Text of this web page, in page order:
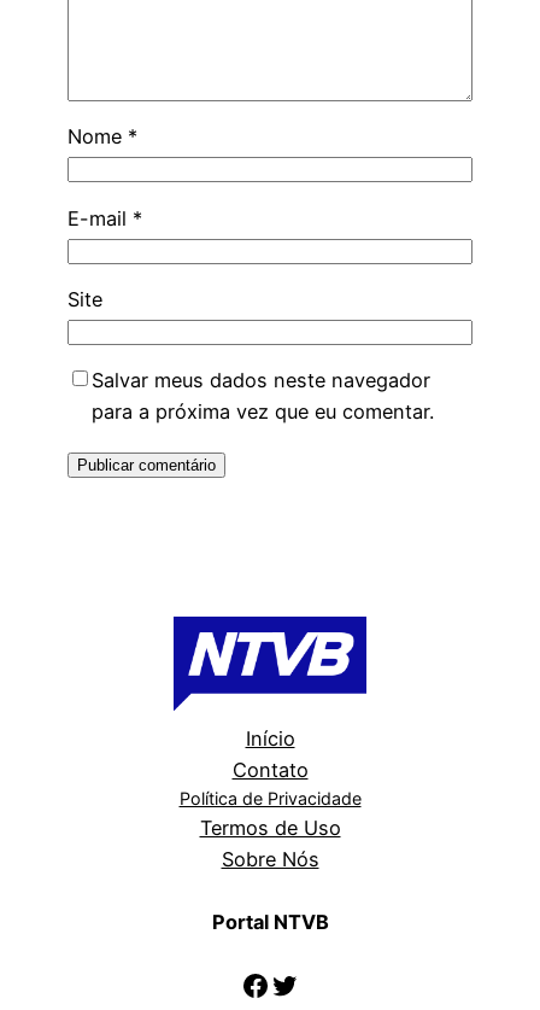
Nome *
E-mail *
Site
Salvar meus dados neste navegador
para a próxima vez que eu comentar.
Início
Contato
Política de Privacidade
Termos de Uso
Sobre Nós
Portal NTVB
Facebook
Twitter